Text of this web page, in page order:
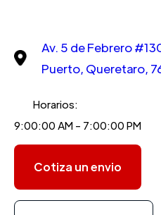
Av. 5 de Febrero
Puerto, Queretaro,
Horarios:
9:00:00 AM - 7:00:00 PM
Cotiza un envio